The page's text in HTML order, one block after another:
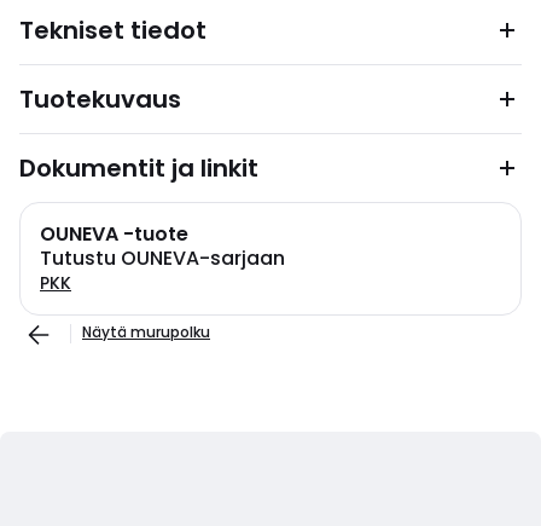
Tekniset tiedot
Tuotekuvaus
Dokumentit ja linkit
OUNEVA -tuote
Tutustu OUNEVA-sarjaan
PKK
Näytä murupolku